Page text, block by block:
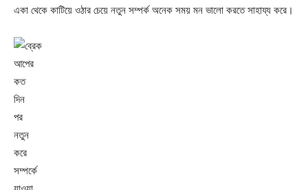
একা থেকে কাটিয়ে ওঠার চেয়ে নতুন সম্পর্ক অনেক সময় মন ভালো করতে সাহায্য করে।